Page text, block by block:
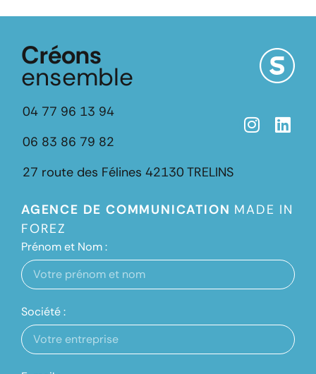
Créons
ensemble
04 77 96 13 94
06 83 86 79 82
27 route des Félines 42130 TRELINS
AGENCE DE COMMUNICATION MADE IN
FOREZ
Prénom et Nom :
Société :